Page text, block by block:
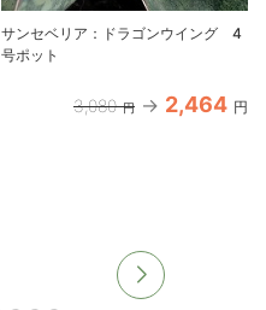
サンセベリア：ドラゴンウイング 4
号ポット
3,080 円 2,464 円